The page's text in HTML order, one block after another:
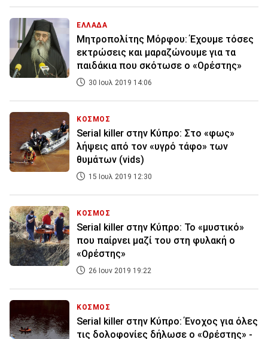
ΕΛΛΑΔΑ
Μητροπολίτης Μόρφου: Έχουμε τόσες
εκτρώσεις και μαραζώνουμε για τα
παιδάκια που σκότωσε ο «Ορέστης»
30 Ιουλ 2019 14:06
ΚΟΣΜΟΣ
Serial killer στην Κύπρο: Στο «φως»
λήψεις από τον «υγρό τάφο» των
θυμάτων (vids)
15 Ιουλ 2019 12:30
ΚΟΣΜΟΣ
Serial killer στην Κύπρο: Το «μυστικό»
που παίρνει μαζί του στη φυλακή ο
«Ορέστης»
26 Ιουν 2019 19:22
ΚΟΣΜΟΣ
Serial killer στην Κύπρο: Ένοχος για όλες
τις δολοφονίες δήλωσε ο «Ορέστης» -